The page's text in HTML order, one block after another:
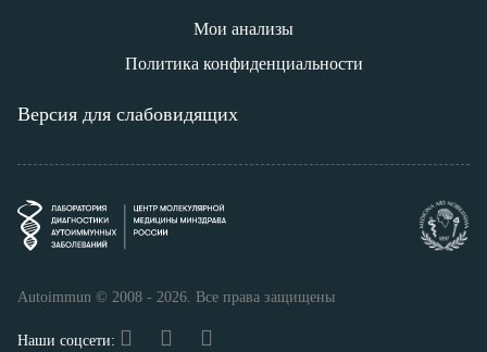
Мои анализы
Политика конфиденциальности
Версия для слабовидящих
Autoimmun © 2008 - 2026. Все права защищены
Наши соцсети: